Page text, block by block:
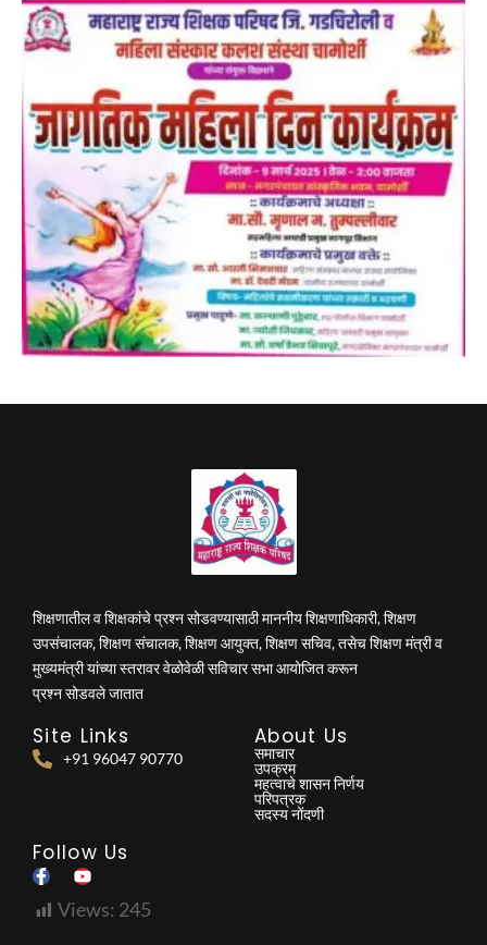
शिक्षणातील व शिक्षकांचे प्रश्न सोडवण्यासाठी माननीय शिक्षणाधिकारी, शिक्षण
उपसंचालक, शिक्षण संचालक, शिक्षण आयुक्त, शिक्षण सचिव, तसेच शिक्षण मंत्री व
मुख्यमंत्री यांच्या स्तरावर वेळोवेळी सविचार सभा आयोजित करून
प्रश्न सोडवले जातात
Site Links
+91 96047 90770
About Us
समाचार
उपक्रम
महत्वाचे शासन निर्णय
परिपत्रक
सदस्य नोंदणी
Follow Us
Views: 245